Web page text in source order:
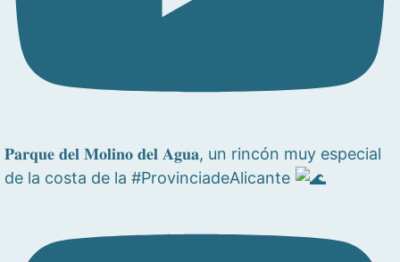
𝐏𝐚𝐫𝐪𝐮𝐞 𝐝𝐞𝐥 𝐌𝐨𝐥𝐢𝐧𝐨 𝐝𝐞𝐥 𝐀𝐠𝐮𝐚, un rincón muy especial
de la costa de la #ProvinciadeAlicante